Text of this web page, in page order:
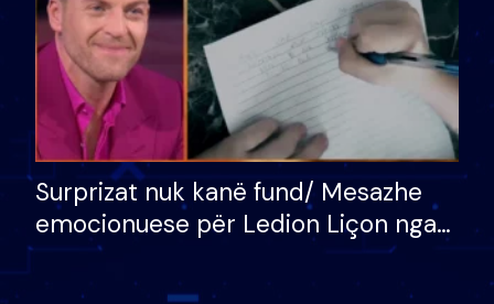
Surprizat nuk kanë fund/ Mesazhe
emocionuese për Ledion Liçon nga
nëna dhe fëmijët e tij, moderatori
nuk i mban dot lotët: Nuk meritoj…